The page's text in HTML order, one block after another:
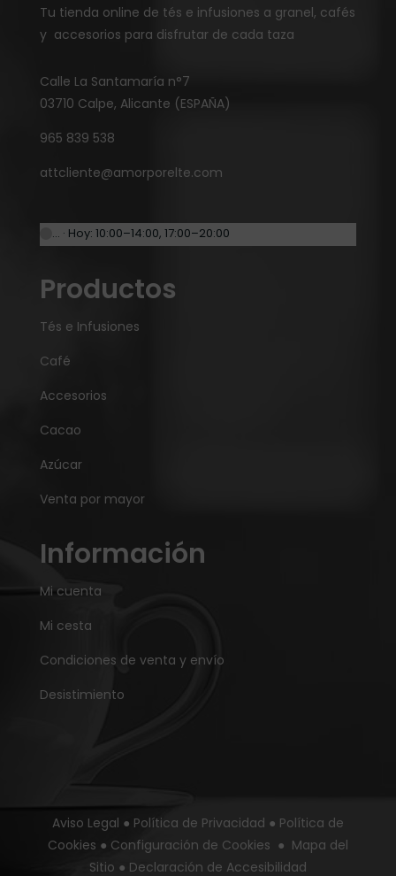
Tu tienda online de tés e infusiones a granel, cafés
y accesorios para disfrutar de cada taza
Calle La Santamaría n°7
03710 Calpe, Alicante (ESPAÑA)
965 839 538
attcliente@amorporelte.com
… · Hoy: 10:00–14:00, 17:00–20:00
Productos
Tés e Infusiones
Café
Accesorios
Cacao
Azúcar
Venta por mayor
Información
Mi cuenta
Mi cesta
Condiciones de venta y envío
Desistimiento
Aviso Legal ● Política de Privacidad ● Política de
Cookies ● Configuración de Cookies ● Mapa del
Sitio ● Declaración de Accesibilidad